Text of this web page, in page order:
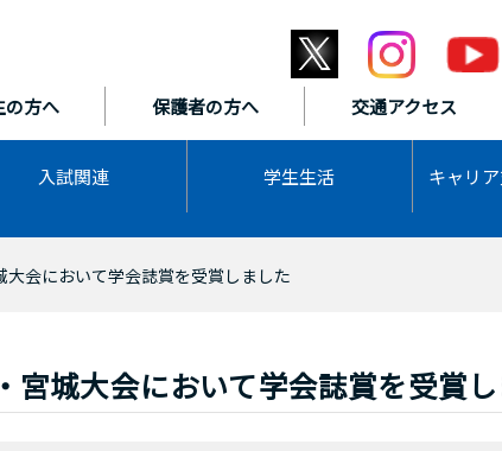
の方へ 保護者の方へ 交通アクセス
入試関連 学生生活 キャリア
会において学会誌賞を受賞しました
宮城大会において学会誌賞を受賞